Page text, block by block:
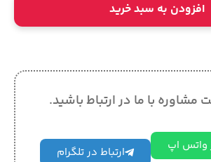
افزودن به سبد خرید
مشاوره با ما در ارتباط باشید.
واتس اپ ارتباط در تلگرام